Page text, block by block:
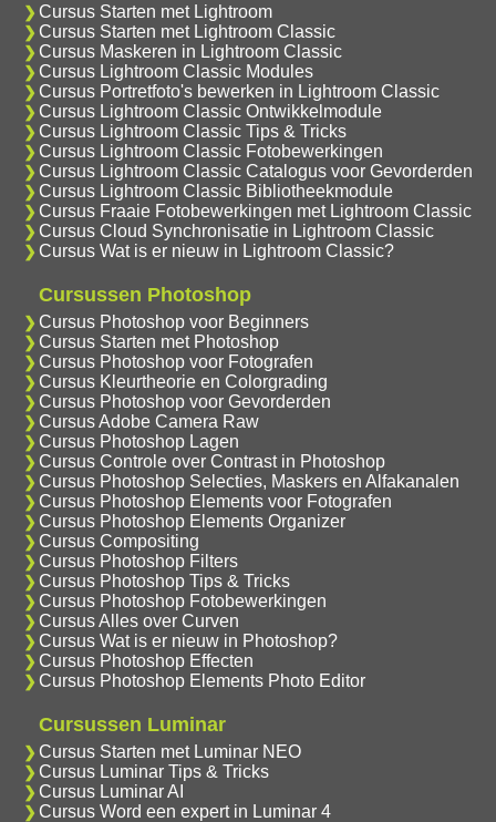
Cursus Starten met Lightroom
Cursus Starten met Lightroom Classic
Cursus Maskeren in Lightroom Classic
Cursus Lightroom Classic Modules
Cursus Portretfoto's bewerken in Lightroom Classic
Cursus Lightroom Classic Ontwikkelmodule
Cursus Lightroom Classic Tips & Tricks
Cursus Lightroom Classic Fotobewerkingen
Cursus Lightroom Classic Catalogus voor Gevorderden
Cursus Lightroom Classic Bibliotheekmodule
Cursus Fraaie Fotobewerkingen met Lightroom Classic
Cursus Cloud Synchronisatie in Lightroom Classic
Cursus Wat is er nieuw in Lightroom Classic?
Cursussen Photoshop
Cursus Photoshop voor Beginners
Cursus Starten met Photoshop
Cursus Photoshop voor Fotografen
Cursus Kleurtheorie en Colorgrading
Cursus Photoshop voor Gevorderden
Cursus Adobe Camera Raw
Cursus Photoshop Lagen
Cursus Controle over Contrast in Photoshop
Cursus Photoshop Selecties, Maskers en Alfakanalen
Cursus Photoshop Elements voor Fotografen
Cursus Photoshop Elements Organizer
Cursus Compositing
Cursus Photoshop Filters
Cursus Photoshop Tips & Tricks
Cursus Photoshop Fotobewerkingen
Cursus Alles over Curven
Cursus Wat is er nieuw in Photoshop?
Cursus Photoshop Effecten
Cursus Photoshop Elements Photo Editor
Cursussen Luminar
Cursus Starten met Luminar NEO
Cursus Luminar Tips & Tricks
Cursus Luminar AI
Cursus Word een expert in Luminar 4